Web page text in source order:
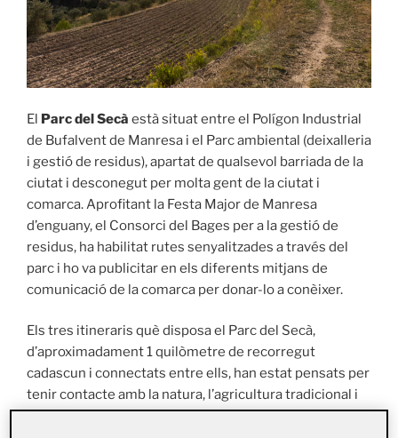
El Parc del Secà està situat entre el Polígon Industrial
de Bufalvent de Manresa i el Parc ambiental (deixalleria
i gestió de residus), apartat de qualsevol barriada de la
ciutat i desconegut per molta gent de la ciutat i
comarca. Aprofitant la Festa Major de Manresa
d’enguany, el Consorci del Bages per a la gestió de
residus, ha habilitat rutes senyalitzades a través del
parc i ho va publicitar en els diferents mitjans de
comunicació de la comarca per donar-lo a conèixer.
Els tres itineraris què disposa el Parc del Secà,
d’aproximadament 1 quilòmetre de recorregut
cadascun i connectats entre ells, han estat pensats per
tenir contacte amb la natura, l’agricultura tradicional i
valorar el conreu de secà, molt important a la comarca